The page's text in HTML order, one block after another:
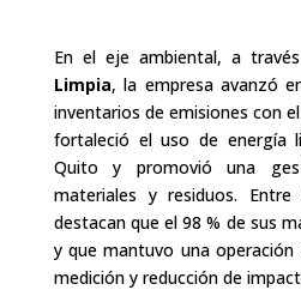
En el eje ambiental, a
Limpia, la empresa avanzó
inventarios de emisiones con
fortaleció el uso de energía
Quito y promovió una
materiales y residuos.
destacan que el 98 % de sus
y que mantuvo una operación
medición y reducción de